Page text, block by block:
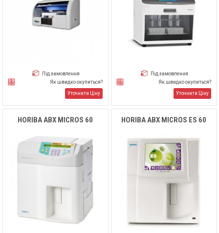
Під замовлення
Як швидко окупиться?
Уточнити Ціну
Під замовлення
Як швидко окупиться?
Уточнити Ціну
HORIBA ABX MICROS 60 HORIBA ABX MICROS ES 60